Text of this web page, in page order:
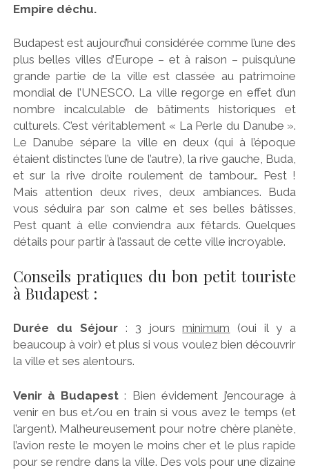
Empire déchu.
Budapest est aujourd’hui considérée comme l’une des
plus belles villes d’Europe – et à raison – puisqu’une
grande partie de la ville est classée au patrimoine
mondial de l’UNESCO. La ville regorge en effet d’un
nombre incalculable de bâtiments historiques et
culturels. C’est véritablement « La Perle du Danube ».
Le Danube sépare la ville en deux (qui à l’époque
étaient distinctes l’une de l’autre), la rive gauche, Buda,
et sur la rive droite roulement de tambour… Pest !
Mais attention deux rives, deux ambiances. Buda
vous séduira par son calme et ses belles bâtisses,
Pest quant à elle conviendra aux fêtards. Quelques
détails pour partir à l’assaut de cette ville incroyable.
Conseils pratiques du bon petit touriste
à Budapest :
Durée du Séjour: 3 joursminimum (oui il y a
beaucoup à voir) et plus si vous voulez bien découvrir
la ville et ses alentours.
Venir à Budapest: Bien évidement j’encourage à
venir en bus et/ou en train si vous avez le temps (et
l’argent). Malheureusement pour notre chère planète,
l’avion reste le moyen le moins cher et le plus rapide
pour se rendre dans la ville. Des vols pour une dizaine